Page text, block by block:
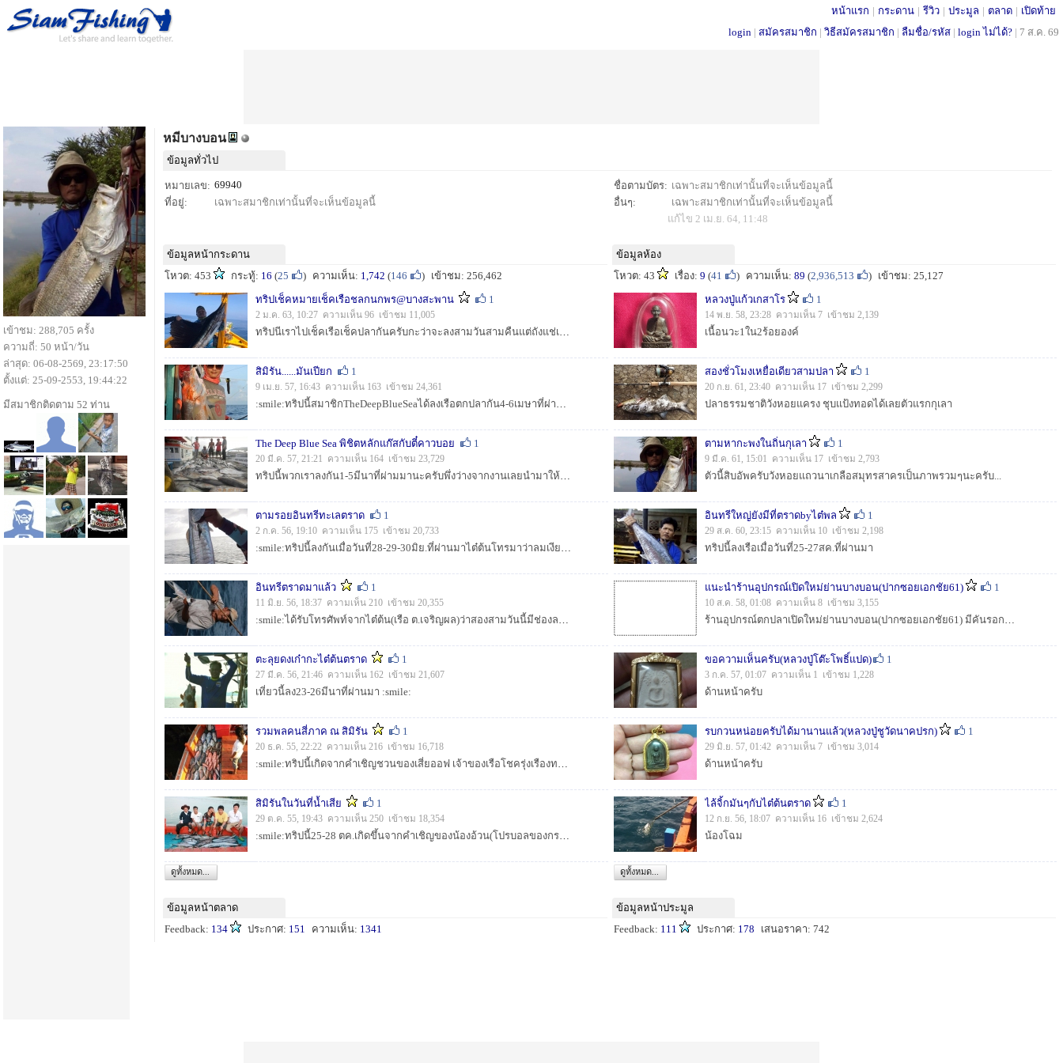
หน้าแรก | กระดาน | รีวิว | ประมูล | ตลาด | เปิดท้าย
login | สมัครสมาชิก | วิธีสมัครสมาชิก | ลืมชื่อ/รหัส | login ไม่ได้? | 7 ส.ค. 69
หมีบางบอน
ข้อมูลทั่วไป
หมายเลข: 69940
ที่อยู่:
เฉพาะสมาชิกเท่านั้นที่จะเห็นข้อมูลนี้
ชื่อตามบัตร: เฉพาะสมาชิกเท่านั้นที่จะเห็นข้อมูลนี้
อื่นๆ:
เฉพาะสมาชิกเท่านั้นที่จะเห็นข้อมูลนี้
แก้ไข 2 เม.ย. 64, 11:48
ข้อมูลหน้ากระดาน
โหวต: 453
กระทู้: 16 (25 ) ความเห็น: 1,742 (146 ) เข้าชม: 256,462
ทริปเช็คหมายเช็คเรือชลกนกพร@บางสะพาน
1
2 ม.ค. 63, 10:27 ความเห็น 96 เข้าชม 11,005
ทริปนีเราไปเช็คเรือเช็คปลากันครับกะว่าจะลงสามวันสามคืนแต่ถังแช่เต็มเสียก่อนต้องกลับเข้าฝั่งกันแค่สองคืน 22-24 ธค เรือชลกนกพร@บางสะพาน...
สิมิรัน......มันเปียก 1
9 เม.ย. 57, 16:43 ความเห็น 163 เข้าชม 24,361
:smile:ทริปนี้สมาชิกTheDeepBlueSeaได้ลงเรือตกปลากัน4-6เมษาที่ผ่านมาตามคำเชิญของอาจารย์วิบูรย์ศักดิ์ว่าช่วงนี้ปลาดี :smile: :smile:ทริปนี้เรามีเวลาต...
The Deep Blue Sea พิชิตหลักแก๊สกับตี๋คาวบอย 1
20 มี.ค. 57, 21:21 ความเห็น 164 เข้าชม 23,729
ทริปนี้พวกเราลงกัน1-5มีนาที่ผ่ามมานะครับพึ่งว่างจากงานเลยนำมาให้น่าๆเพื่อนชาวสยามฟิชชิ่งได้ชมกัน เที่ยวนี้เราไปลงกันที่สมุยเรือข้าวฟ้างโดยไต๋ตั้มว่าม...
ตามรอยอินทรีทะเลตราด 1
2 ก.ค. 56, 19:10 ความเห็น 175 เข้าชม 20,733
:smile:ทริปนี้ลงกันเมื่อวันที่28-29-30มิย.ที่ผ่านมาไต๋ต้นโทรมาว่าลมเงียบมาสองวันแล้วว่าจะมามั้ยไม่งั้นแขกชุดอื่นจะมาแทนเลยตกลงไป :smile:...
อินทรีตราดมาแล้ว 1
11 มิ.ย. 56, 18:37 ความเห็น 210 เข้าชม 20,355
:smile:ได้รับโทรศัพท์จากไต๋ต้น(เรือ ต.เจริญผล)ว่าสองสามวันนี้มีช่องลงลมเงียบมาสองวันแล้วพี่จะมามั้ยเรามันใจง่ายซะด้วยสิตอบกลับไปวันเสาร์เจอกัน :smile...
ตะลุยดงเก๋ากะไต๋ต้นตราด 1
27 มี.ค. 56, 21:46 ความเห็น 162 เข้าชม 21,607
เที่ยวนี้ลง23-26มีนาที่ผ่านมา :smile:
รวมพลคนสี่ภาค ณ สิมิรัน 1
20 ธ.ค. 55, 22:22 ความเห็น 216 เข้าชม 16,718
:smile:ทริปนี้เกิดจากคำเชิญชวนของเสี่ยออฟ เจ้าของเรือโชครุ่งเรืองทรัพย์ ว่า17-18-19 ธค ว่าเรือว่าง เลยรวมพลคนสี่ภาคได้เลยเกิดทริปนี้ขึ้นมา :grin:...
สิมิรันในวันที่น้ำเสีย 1
29 ต.ค. 55, 19:43 ความเห็น 250 เข้าชม 18,354
:smile:ทริปนี้25-28 ตค.เกิดขึ้นจากคำเชิญของน้องอ้วน(โปรบอลของกระบี่)ไม่เจอกันสิบกว่าปี :smile:...
ดูทั้งหมด...
ข้อมูลห้อง
โหวต: 43
เรื่อง: 9 (41 ) ความเห็น: 89 (2,936,513 ) เข้าชม: 25,127
หลวงปู่แก้วเกสาโร
1
14 พ.ย. 58, 23:28 ความเห็น 7 เข้าชม 2,139
เนื้อนวะ1ใน2ร้อยองค์
สองชั่วโมงเหยื่อเดียวสามปลา 1
20 ก.ย. 61, 23:40 ความเห็น 17 เข้าชม 2,299
ปลาธรรมชาติวังหอยแครง ชุบแป้งทอดได้เลยตัวแรกกุเลา
ตามหากะพงในถิ่นกุเลา 1
9 มี.ค. 61, 15:01 ความเห็น 17 เข้าชม 2,793
ตัวนี้สิบอัพครับวังหอยแถวนาเกลือสมุทรสาครเป็นภาพรวมๆนะครับ...
อินทรีใหญ่ยังมีที่ตราดbyไต๋พล 1
29 ส.ค. 60, 23:15 ความเห็น 10 เข้าชม 2,198
ทริปนี้ลงเรือเมื่อวันที่25-27สค.ที่ผ่านมา
แนะนำร้านอุปกรณ์เปิดใหม่ย่านบางบอน(ปากซอยเอกชัย61) 1
10 ส.ค. 58, 01:08 ความเห็น 8 เข้าชม 3,155
ร้านอุปกรณ์ตกปลาเปิดใหม่ย่านบางบอน(ปากซอยเอกชัย61) มีคันรอกมือหนึ่งและมือสองไว้บริการ...
ขอความเห็นครับ(หลวงปู่โต๊ะโพธิ์แปด) 1
3 ก.ค. 57, 01:07 ความเห็น 1 เข้าชม 1,228
ด้านหน้าครับ
รบกวนหน่อยครับได้มานานแล้ว(หลวงปู่ชูวัดนาคปรก) 1
29 มิ.ย. 57, 01:42 ความเห็น 7 เข้าชม 3,014
ด้านหน้าครับ
ไล้จิ้กมันๆกับไต๋ต้นตราด 1
12 ก.ย. 56, 18:07 ความเห็น 16 เข้าชม 2,624
น้องโฉม
ดูทั้งหมด...
ข้อมูลหน้าตลาด
Feedback: 134 ประกาศ: 151 ความเห็น: 1341
ข้อมูลหน้าประมูล
Feedback: 111 ประกาศ: 178 เสนอราคา: 742
เข้าชม: 288,705 ครั้ง
ความถี่: 50 หน้า/วัน
ล่าสุด: 06-08-2569, 23:17:50
ตั้งแต่: 25-09-2553, 19:44:22
มีสมาชิกติดตาม 52 ท่าน